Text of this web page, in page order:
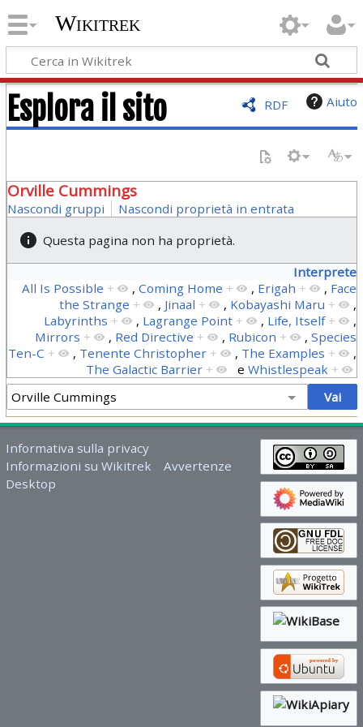
Wikitrek
RDF Aiuto
Esplora il sito
Orville Cummings
Nascondi gruppi
Nascondi proprietà in entrata
Questa pagina non ha proprietà.
Interprete
All Is Possible + ,Coming Home + , Erigah + , Face
the Strange + , Jinaal + , Kobayashi Maru +
,
Labyrinths + , Lagrange Point + , Life, Itself +
,
Mirrors + , Red Directive + , Rubicon + ,Species
Ten-C + , Tenente Christopher + , The Examples +
,
The Galactic Barrier + eWhistlespeak +
Informativa sulla privacy
Informazioni su Wikitrek
Avvertenze
Desktop